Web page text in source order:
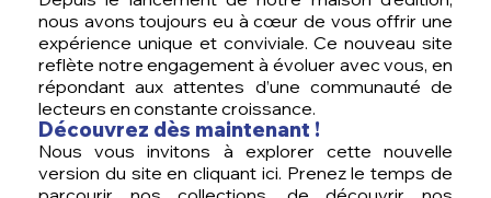
nous avons toujours eu à cœur de vous offrir une
expérience unique et conviviale. Ce nouveau site
reflète notre engagement à évoluer avec vous, en
répondant aux attentes d’une communauté de
lecteurs en constante croissance.
Découvrez dès maintenant !
Nous vous invitons à explorer cette nouvelle
version du site en cliquant ici. Prenez le temps de